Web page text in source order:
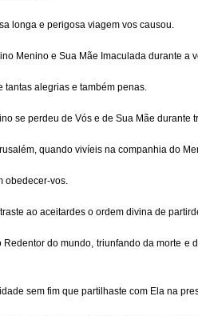
longa e perigosa viagem vos causou.
Menino e Sua Mãe Imaculada durante a
tantas alegrias e também penas.
se perdeu de Vós e de Sua Mãe durante
quando vivíeis na companhia do
obedecer-vos.
ao aceitardes o ordem divina de
do mundo, triunfando da morte
sem fim que partilhaste com Ela na